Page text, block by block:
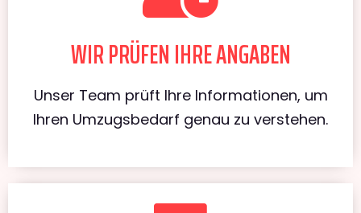
WIR PRÜFEN IHRE ANGABEN
Unser Team prüft Ihre Informationen, um
Ihren Umzugsbedarf genau zu verstehen.